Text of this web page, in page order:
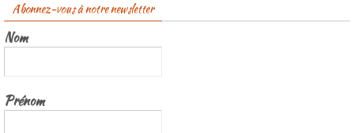
Abonnez-vous à notre newsletter
Nom
Prénom